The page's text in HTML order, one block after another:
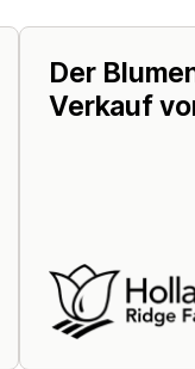
Der
Verkauf